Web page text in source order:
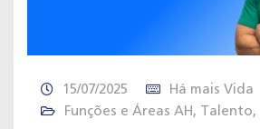
15/07/2025
Há mais Vida
Funções e Áreas AH , Talento,